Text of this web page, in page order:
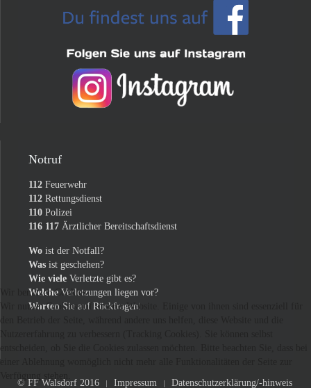
Notruf
112 Feuerwehr
112 Rettungsdienst
110 Polizei
116 117 Ärztlicher Bereitschaftsdienst
Wo ist der Notfall?
Was ist geschehen?
Wie viele Verletzte gibt es?
Welche Verletzungen liegen vor?
Warten Sie auf Rückfragen!
© FF Walsdorf 2016 Impressum Datenschutzerklärung/-hinweis
Wir benutzen Cookies
Wir nutzen Cookies auf unserer Website. Einige von ihnen sind essenziell für
einer Ablehnung womöglich nicht mehr alle Funktionalitäten der Seite zur